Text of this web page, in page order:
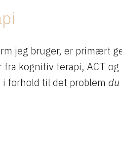
jeg bruger, er primært
kognitiv terapi, ACT
forhold til det problem du